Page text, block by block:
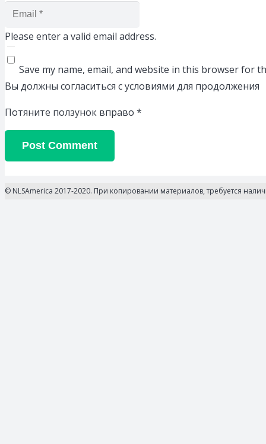
Please enter a valid email address.
Save my name, email, and website in this browser for
Вы должны согласиться с условиями для продолжения
Потяните ползунок вправо *
Post Comment
© NLSAmerica 2017-2020. При копировании материалов, требуется